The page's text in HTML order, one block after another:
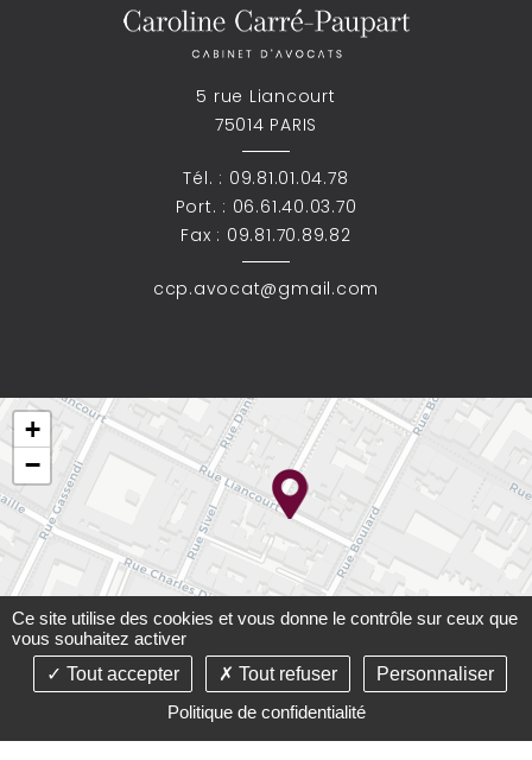
5 rue Liancourt
75014 PARIS
Tél. : 09.81.01.04.78
Port. : 06.61.40.03.70
Fax : 09.81.70.89.82
ccp.avocat@gmail.com
+
−
Leaflet
©2021-26 Cabinet Carré-Paupart - Tous droits réservés -
Conception :Absolute Communication& Réalisation :
Ce site utilise des cookies et vous donne le contrôle sur ceux que
vous souhaitez activer
Tout accepter
Tout refuser
Personnaliser
Politique de confidentialité